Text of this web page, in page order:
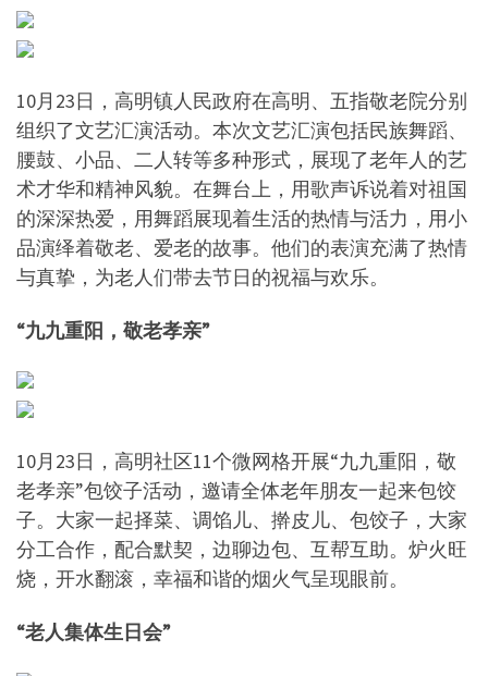
10月23日，高明镇人民政府在高明、五指敬老院分别
组织了文艺汇演活动。本次文艺汇演包括民族舞蹈、
腰鼓、小品、二人转等多种形式，展现了老年人的艺
术才华和精神风貌。在舞台上，用歌声诉说着对祖国
的深深热爱，用舞蹈展现着生活的热情与活力，用小
品演绎着敬老、爱老的故事。他们的表演充满了热情
与真挚，为老人们带去节日的祝福与欢乐。
“九九重阳，敬老孝亲”
10月23日，高明社区11个微网格开展“九九重阳，敬
老孝亲”包饺子活动，邀请全体老年朋友一起来包饺
子。大家一起择菜、调馅儿、擀皮儿、包饺子，大家
分工合作，配合默契，边聊边包、互帮互助。炉火旺
烧，开水翻滚，幸福和谐的烟火气呈现眼前。
“老人集体生日会”